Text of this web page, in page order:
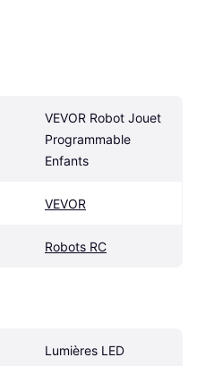
VEVOR Robot Jouet
Programmable
Enfants
VEVOR
Robots RC
Lumières LED